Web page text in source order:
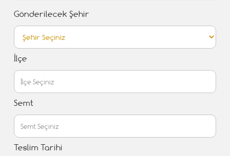
Gönderilecek Şehir
İlçe
Semt
Teslim Tarihi